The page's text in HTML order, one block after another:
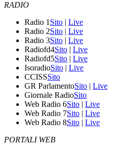
RADIO
Radio 1 Sito | Live
Radio 2Sito | Live
Radio 3Sito | Live
Radiofd4Sito | Live
Radiofd5Sito | Live
IsoradioSito | Live
CCISSSito
GR ParlamentoSito | Live
Giornale RadioSito
Web Radio 6Sito | Live
Web Radio 7Sito | Live
Web Radio 8Sito | Live
PORTALI WEB